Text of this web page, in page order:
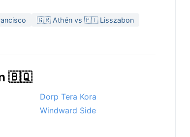
🇬🇷 Athén vs 🇵🇹 Lisszabon
🇧🇶
Dorp Tera Kora
Windward Side